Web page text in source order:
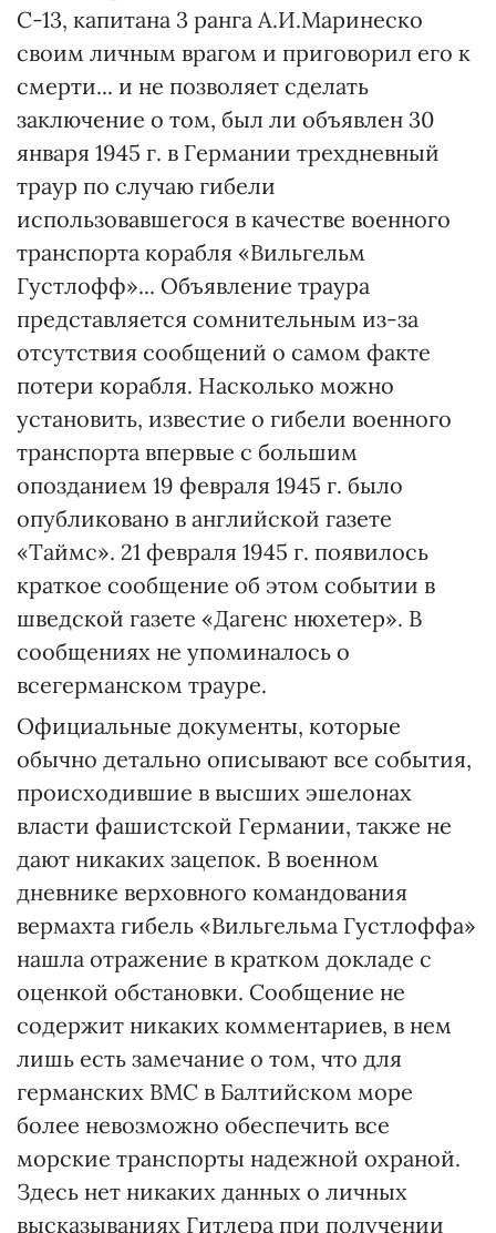
С-13, капитана 3 ранга А.И.Маринеско
своим личным врагом и приговорил его к
смерти... и не позволяет сделать
заключение о том, был ли объявлен 30
января 1945 г. в Германии трехдневный
траур по случаю гибели
использовавшегося в качестве военного
транспорта корабля «Вильгельм
Густлофф»... Объявление траура
представляется сомнительным из-за
отсутствия сообщений о самом факте
потери корабля. Насколько можно
установить, известие о гибели военного
транспорта впервые с большим
опозданием 19 февраля 1945 г. было
опубликовано в английской газете
«Таймс». 21 февраля 1945 г. появилось
краткое сообщение об этом событии в
шведской газете «Дагенс нюхетер». В
сообщениях не упоминалось о
всегерманском трауре.
Официальные документы, которые
обычно детально описывают все события,
происходившие в высших эшелонах
власти фашистской Германии, также не
дают никаких зацепок. В военном
дневнике верховного командования
вермахта гибель «Вильгельма Густлоффа»
нашла отражение в кратком докладе с
оценкой обстановки. Сообщение не
содержит никаких комментариев, в нем
лишь есть замечание о том, что для
германских ВМС в Балтийском море
более невозможно обеспечить все
морские транспорты надежной охраной.
Здесь нет никаких данных о личных
высказываниях Гитлера при получении